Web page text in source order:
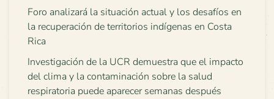
Foro analizará la situación actual y los desafíos en
la recuperación de territorios indígenas en Costa
Rica
Investigación de la UCR demuestra que el impacto
del clima y la contaminación sobre la salud
respiratoria puede aparecer semanas después